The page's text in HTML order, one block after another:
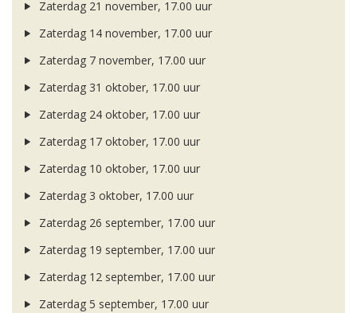
Zaterdag 21 november, 17.00 uur
Zaterdag 14 november, 17.00 uur
Zaterdag 7 november, 17.00 uur
Zaterdag 31 oktober, 17.00 uur
Zaterdag 24 oktober, 17.00 uur
Zaterdag 17 oktober, 17.00 uur
Zaterdag 10 oktober, 17.00 uur
Zaterdag 3 oktober, 17.00 uur
Zaterdag 26 september, 17.00 uur
Zaterdag 19 september, 17.00 uur
Zaterdag 12 september, 17.00 uur
Zaterdag 5 september, 17.00 uur